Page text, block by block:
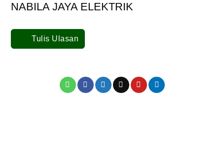
NABILA JAYA ELEKTRIK
Tulis Ulasan